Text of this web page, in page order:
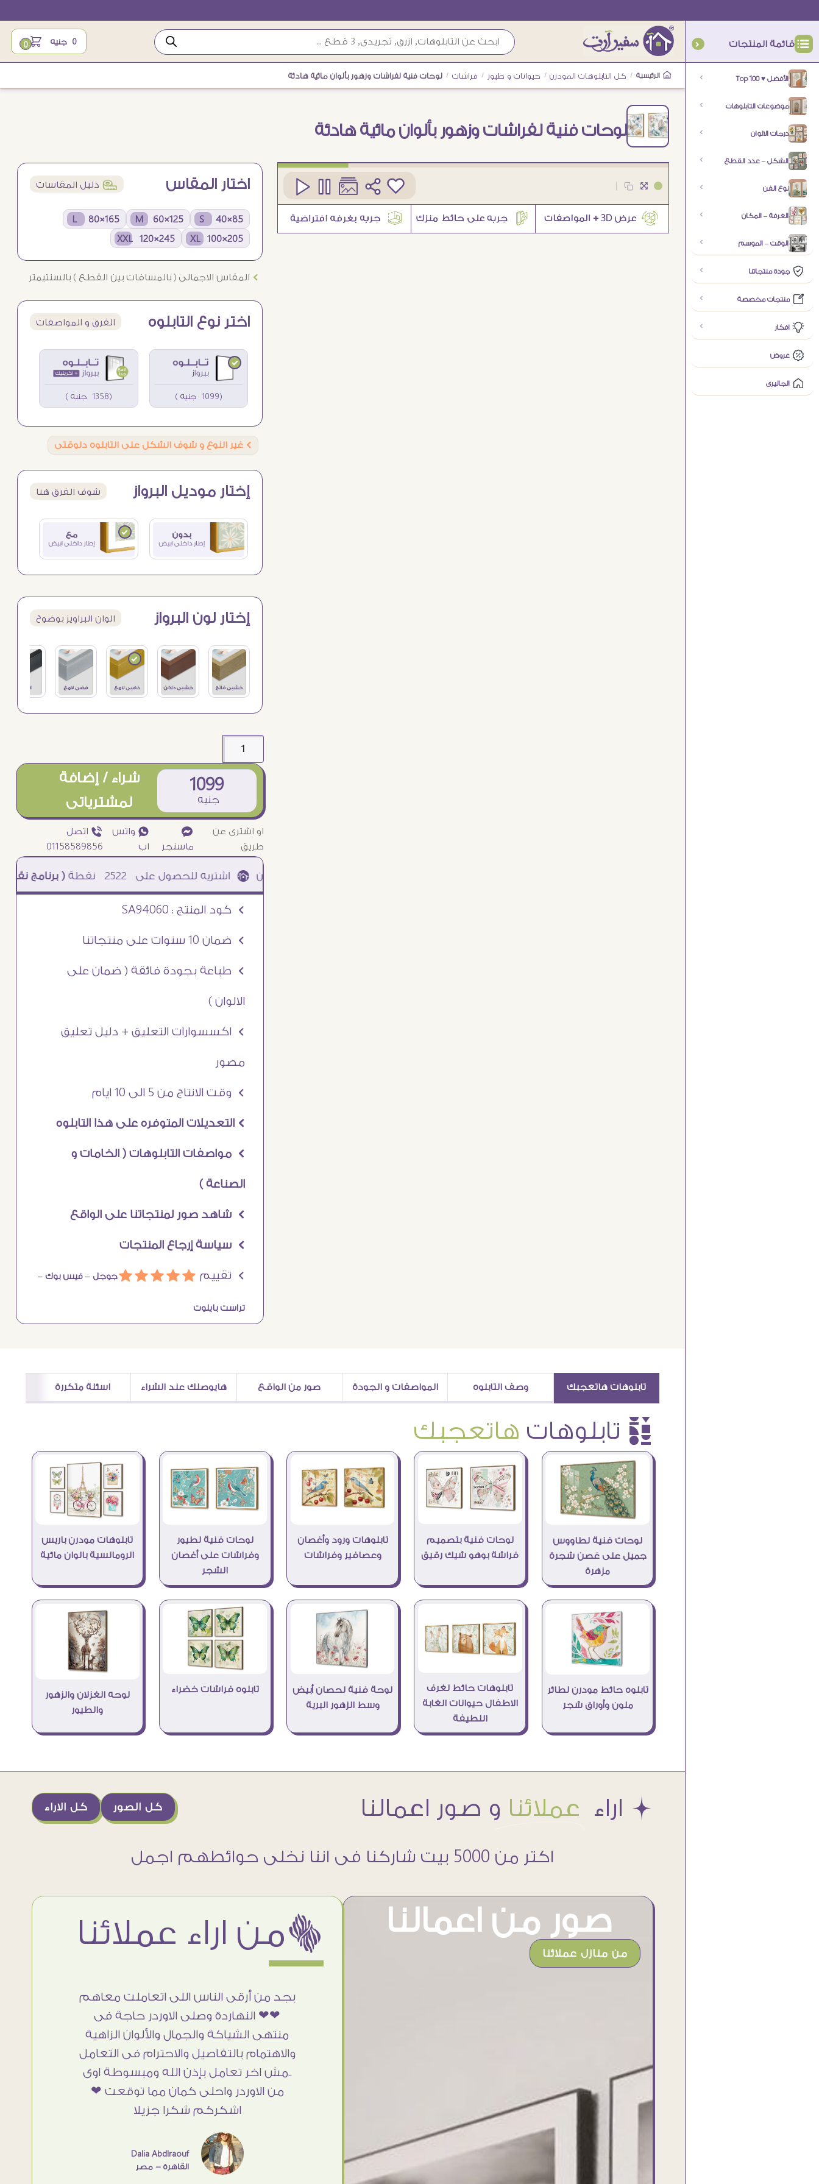
قائمة المنتجات
الأفضل ♥ Top 100
موضوعات التابلوهات
درجات الالوان
الشكل – عدد القطع
نوع الفن
الغرفة – المكان
الوقت – الموسم
جودة منتجاتنا
منتجات مخصصة
افكار
عروض
الجاليرى
0 جنيه 0
الرئيسية / كل التابلوهات المودرن / حيوانات و طيور / فراشات / لوحات فنية لفراشات وزهور بألوان مائية هادئة
لوحات فنية لفراشات وزهور بألوان مائية هادئة
1 اختار المقاس í دليل المقاسات
85×40 S
125×60 M
165×80 L
205×100 XL
245×120 XXL
Ö المقاس الاجمالى ( بالمسافات بين القطع ) بالسنتيمتر
اختر نوع التابلوه الفرق و المواصفات
(1099 جنيه ) (1358 جنيه )
Ö غير النوع و شوف الشكل على التابلوه دلوقتى
إختار موديل البرواز شوف الفرق هنا
إختار لون البرواز الوان البراويز بوضوح
1099
جنيه
شراء / إضافة
لمشترياتى
او اشترى عن
طريق
¥
ماسنجر
₧ واتس
اب
ƒ اتصل
01158589856
2522 نقطة( برنامج نقاطى ) à خصم 5% للعملاء الجدد à شحن مجانى عند الشراء ب 4000 جنيه à
Ö كود المنتج : SA94060
Ö ضمان 10 سنوات على منتجاتنا
Ö طباعة بجودة فائقة ( ضمان على
الالوان )
Ö اكسسوارات التعليق + دليل تعليق
مصور
Ö وقت الانتاج من 5 الى 10 ايام
Ö التعديلات المتوفره على هذا التابلوه
Ö مواصفات التابلوهات ( الخامات و
الصناعة )
Ö شاهد صور لمنتجاتنا على الواقع
Ö سياسة إرجاع المنتجات
Ö تقييم áááááجوجل – فيس بوك –
تراست بايلوت
تابلوهات هاتعجبك وصف التابلوه المواصفات و الجودة صور من الواقع هايوصلك عند الشراء اسئلة متكررة
è تابلوهات هاتعجبك
لوحات فنية لطاووس
جميل على غصن شجرة
مزهرة
لوحات فنية بتصميم
فراشة بوهو شيك رقيق
تابلوهات ورود وأغصان
وعصافير وفراشات
لوحات فنية لطيور
وفراشات على أغصان
الشجر
تابلوهات مودرن باريس
الرومانسية بالوان مائية
تابلوه حائط مودرن لطائر
ملون وأوراق شجر
تابلوهات حائط لغرف
الاطفال حيوانات الغابة
اللطيفة
لوحة فنية لحصان أبيض
وسط الزهور البرية
تابلوه فراشات خضراء
لوحه الغزلان والزهور
والطيور
Æ اراء عملائنا و صور اعمالنا كل الاراء كل الصور
اكتر من 5000 بيت شاركنا فى اننا نخلى حوائطهم اجمل
صور من اعمالنا
من منازل عملائنا
ëمن اراء عملائنا
وإرضاء العميل والخامات والتقفيل وسرعة
التوصيل. بصراحه وبمنتهي الأمانه مكسب
Doaa Elsayd
القاهرة - مصر
بجد من أرقى الناس اللى اتعاملت معاهم
❤❤ النهاردة وصلى الاوردر حاجة فى
منتهى الشياكة والجمال والألوان الزاهية
والاهتمام بالتفاصيل والاحترام فى التعامل
..مش اخر تعامل بإذن الله ومبسوطة اوى
من الاوردر واحلى كمان مما توقعت ❤
اشكركم شكرا جزيلا
Dalia Abdlraouf
القاهرة - مصر